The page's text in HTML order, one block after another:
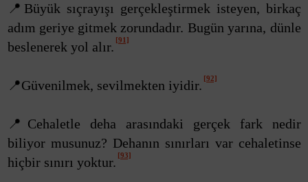
📍Büyük sıçrayışı gerçekleştirmek isteyen, birkaç
adım geriye gitmek zorundadır. Bugün yarına, dünle
beslenerek yol alır. [91]
📍Güvenilmek, sevilmekten iyidir. [92]
📍Cehaletle deha arasındaki gerçek fark nedir
biliyor musunuz? Dehanın sınırları var cehaletinse
hiçbir sınırı yoktur. [93]